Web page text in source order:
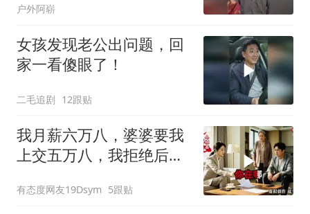
户外阿崭
女孩发现老公出问题，回
家一看傻眼了！
二毛追剧 12跟贴
我月薪六万八，婆婆要我
上交五万八，我拒绝后她
离婚
有态度网友19Dsym 5跟贴